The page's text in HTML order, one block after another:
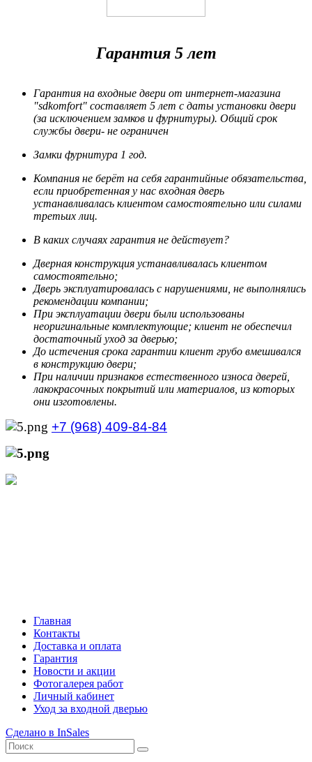
Гарантия 5 лет
Гарантия на входные двери от интернет-магазина
"sdkomfort" составляет 5 лет с даты установки двери
(за исключением замков и фурнитуры). Общий срок
службы двери- не ограничен
Замки фурнитура 1 год.
Компания не берёт на себя гарантийные обязательства,
если приобретенная у нас входная дверь
устанавливалась клиентом самостоятельно или силами
третьих лиц.
В каких случаях гарантия не действует?
Дверная конструкция устанавливалась клиентом
самостоятельно;
Дверь эксплуатировалась с нарушениями, не выполнялись
рекомендации компании;
При эксплуатации двери были использованы
неоригинальные комплектующие; клиент не обеспечил
достаточный уход за дверью;
До истечения срока гарантии клиент грубо вмешивался
в конструкцию двери;
При наличии признаков естественного износа дверей,
лакокрасочных покрытий или материалов, из которых
они изготовлены.
+7 (968) 409-84-84
Главная
Контакты
Доставка и оплата
Гарантия
Новости и акции
Фотогалерея работ
Личный кабинет
Уход за входной дверью
Сделано в InSales